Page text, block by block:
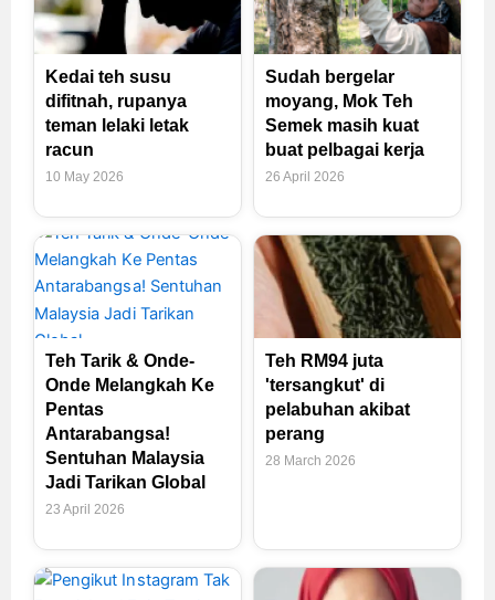
Kedai teh susu
difitnah, rupanya
teman lelaki letak
racun
10 May 2026
Sudah bergelar
moyang, Mok Teh
Semek masih kuat
buat pelbagai kerja
26 April 2026
Teh Tarik & Onde-
Onde Melangkah Ke
Pentas
Antarabangsa!
Sentuhan Malaysia
Jadi Tarikan Global
23 April 2026
Teh RM94 juta
'tersangkut' di
pelabuhan akibat
perang
28 March 2026